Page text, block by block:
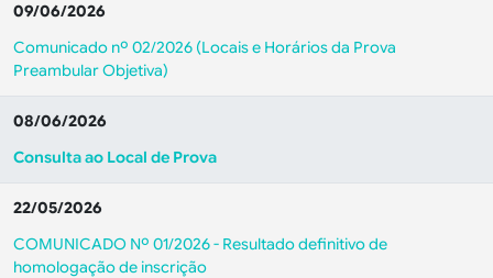
09/06/2026
Comunicado nº 02/2026 (Locais e Horários da Prova
Preambular Objetiva)
08/06/2026
Consulta ao Local de Prova
22/05/2026
COMUNICADO Nº 01/2026 - Resultado definitivo de
homologação de inscrição